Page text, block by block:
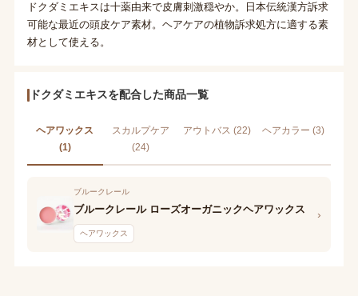
ドクダミエキスは十薬由来で皮膚刺激穏やか。日本伝統漢方訴求
可能な最近の頭皮ケア素材。ヘアケアの植物訴求処方に適する素
材として使える。
ドクダミエキスを配合した商品一覧
ヘアワックス
(1)
スカルプケア
(24)
アウトバス (22) ヘアカラー (3)
ブルークレール
ブルークレール ローズオーガニックヘアワックス
ヘアワックス
›